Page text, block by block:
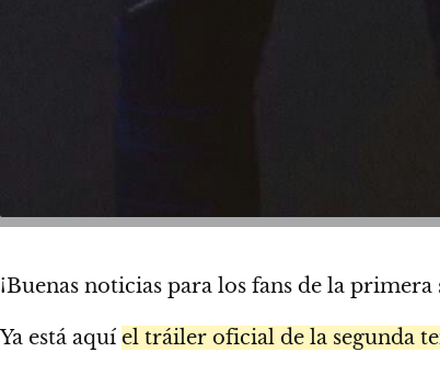
¡Buenas noticias para los fans de la
Ya está aquí el tráiler oficial de la segunda